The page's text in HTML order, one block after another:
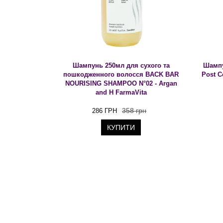
Шампунь 250мл для сухого та
пошкодженного волосся BACK BAR
NOURISING SHAMPOO N°02 - Argan
and H FarmaVita
286 ГРН 358 грн
КУПИТИ
Post